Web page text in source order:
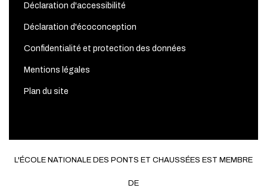
Déclaration d'accessibilité
Déclaration d'écoconception
Confidentialité et protection des données
Mentions légales
Plan du site
L'ÉCOLE NATIONALE DES PONTS ET CHAUSSÉES EST MEMBRE
DE